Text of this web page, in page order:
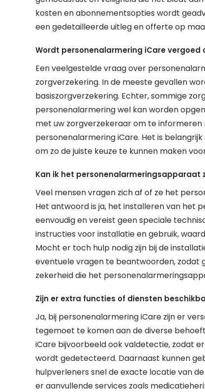
kosten en abonnementsopties wordt
een gedetailleerde uitleg en offerte op
Wordt personenalarmering iCare vergoed
Een veelgestelde vraag over
zorgverzekering. In de meeste gevallen
basiszorgverzekering. Echter, sommige
personenalarmering wel kan worden
met uw zorgverzekeraar om te
personenalarmering iCare. Het is
om zo de juiste keuze te kunnen maken
Kan ik het personenalarmeringsapparaat
Veel mensen vragen zich af of ze het
Het antwoord is ja, het installeren van het
eenvoudig en vereist geen speciale
instructies voor installatie en gebruik,
Mocht er toch hulp nodig zijn bij de
eventuele vragen te beantwoorden, zodat
zekerheid die het
Zijn er extra functies of diensten
Ja, bij personenalarmering iCare zijn er
tegemoet te komen aan de diverse
iCare bijvoorbeeld ook valdetectie, zodat
wordt gedetecteerd. Daarnaast kunnen
hulpverleners snel de exacte locatie van
er aanvullende services zoals